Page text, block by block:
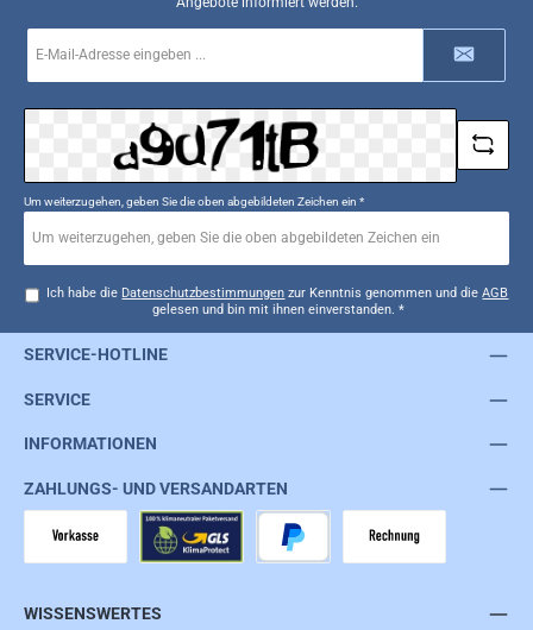
Mail-
*
Um weiterzugehen, geben Sie die oben abgebildeten Zeichen ein *
Ich habe die Datenschutzbestimmungen zur Kenntnis genommen und dieAGB
gelesen und bin mit ihnen einverstanden. *
SERVICE-HOTLINE
SERVICE
INFORMATIONEN
ZAHLUNGS- UND VERSANDARTEN
WISSENSWERTES